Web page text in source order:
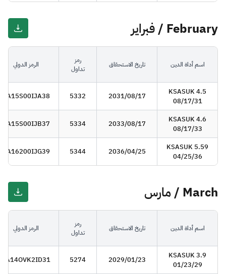
February / فبراير
اسم أداة الدين تاريخ الاستحقاق
رمز
تداول
الرمز الدولي
KSASUK 4.5
08/17/31
2031/08/17
5332
SA15S00IJA38
KSASUK 4.6
08/17/33
2033/08/17
5334
SA15S00IJB37
KSASUK 5.59
04/25/36
2036/04/25
5344
SA16200IJG39
March / مارس
اسم أداة الدين تاريخ الاستحقاق
رمز
تداول
الرمز الدولي
KSASUK 3.9
01/23/29
2029/01/23
5274
SA14OVK2ID31